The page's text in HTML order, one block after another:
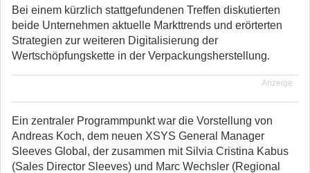
Bei einem kürzlich stattgefundenen Treffen diskutierten
beide Unternehmen aktuelle Markttrends und erörterten
Strategien zur weiteren Digitalisierung der
Wertschöpfungskette in der Verpackungsherstellung.
Anzeige
Ein zentraler Programmpunkt war die Vorstellung von
Andreas Koch, dem neuen XSYS General Manager
Sleeves Global, der zusammen mit Silvia Cristina Kabus
(Sales Director Sleeves) und Marc Wechsler (Regional